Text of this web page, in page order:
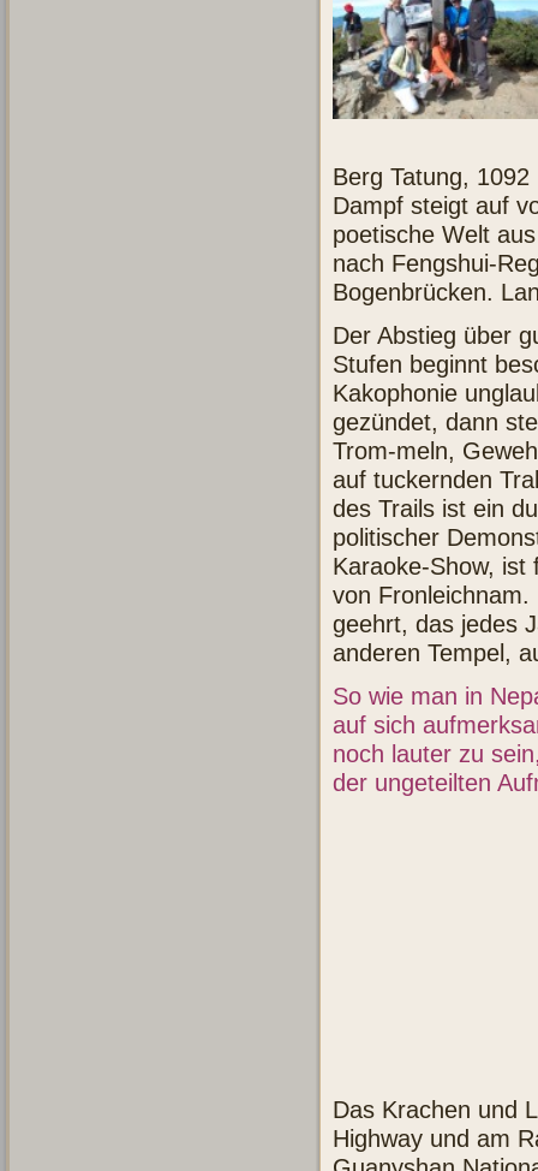
Berg Tatung,
Dampf steigt auf
poetische Welt
nach Fengshui-
Bogenbrücken.
Der Abstieg über
Stufen beginnt
Kakophonie
gezündet, dann
Trom-meln,
auf tuckernden
des Trails ist ein
politischer
Karaoke-Show, ist
von
geehrt, das jedes
anderen Tempel,
So wie man in
auf sich
noch lauter zu
der ungeteilten
Das Krachen und
Highway und am